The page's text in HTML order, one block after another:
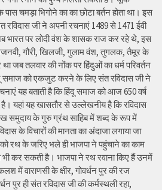
चमड़ा भिगोने का का छोटा बर्तन होता था। इस
रविदास जी ने अपनी रचनाएं 1489 से 1471 ईवी
भारत पर लोदी वंश के शासक राज कर रहे थे, इस
गौरी, खिलजी, गुलाम वंश, तुगलक, तैमूर के
जब तलवार की नोंक पर हिंदुओं का धर्म परिवर्तन
समाज को एकजुट करने के लिए संत रविदास जी ने
यह बताती है कि हिंदू समाज को आज 650 वर्ष
यहां यह खासतौर से उल्लेखनीय है कि रविदास
सिख समुदाय के गुरु ग्रंथ साहिब में शब्द के रूप में
के विचारों की मानता का अंदाजा लगाया जा
रथ के जरिए भले ही भाजपा ने पहुंचाने का काम
कर सकती है। भाजपा ने रथ रवाना किए हैं उनमें
वाराणसी के क्षीर, गोवर्धन पुर की रज
पुर ही संत रविदास जी की कर्मस्थली रहा,